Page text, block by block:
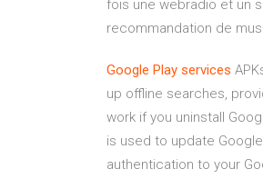
fois une webradio et un
recommandation de
Google Play services
up offline searches,
work if you uninstall
is used to update
authentication to your